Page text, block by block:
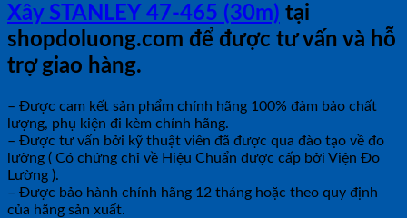
Xây STANLEY 47-465 (30m) tại
shopdoluong.com để được tư vấn và hỗ
trợ giao hàng.
– Được cam kết sản phẩm chính hãng 100% đảm bảo chất
lượng, phụ kiện đi kèm chính hãng.
– Được tư vấn bởi kỹ thuật viên đã được qua đào tạo về đo
lường ( Có chứng chỉ về Hiệu Chuẩn được cấp bởi Viện Đo
Lường ).
– Được bảo hành chính hãng 12 tháng hoặc theo quy định
của hãng sản xuất.